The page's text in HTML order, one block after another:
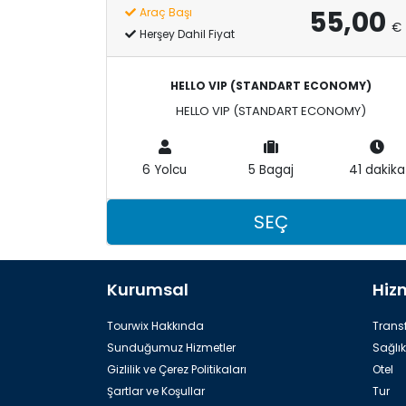
Araç Başı
Herşey Dahil Fiyat
55,00 €
HELLO VIP (STANDART ECONOMY)
HELLO VIP (STANDART ECONOMY)
6 Yolcu 5 Bagaj 41 dakika
SEÇ
Kurumsal
Tourwix Hakkında
Sunduğumuz Hizmetler
Gizlilik ve Çerez Politikaları
Şartlar ve Koşullar
Sağlık
Otel
Tur